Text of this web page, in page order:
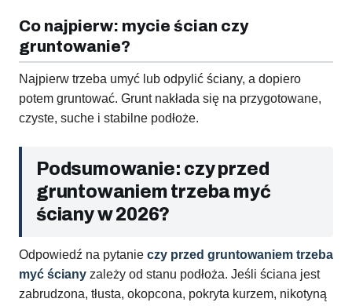
Co najpierw: mycie ścian czy
gruntowanie?
Najpierw trzeba umyć lub odpylić ściany, a dopiero
potem gruntować. Grunt nakłada się na przygotowane,
czyste, suche i stabilne podłoże.
Podsumowanie: czy przed
gruntowaniem trzeba myć
ściany w 2026?
Odpowiedź na pytanie czy przed gruntowaniem trzeba
myć ściany zależy od stanu podłoża. Jeśli ściana jest
zabrudzona, tłusta, okopcona, pokryta kurzem, nikotyną